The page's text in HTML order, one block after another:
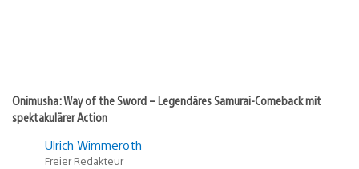
Onimusha: Way of the Sword – Legendäres Samurai-Comeback mit
spektakulärer Action
Ulrich Wimmeroth
Freier Redakteur